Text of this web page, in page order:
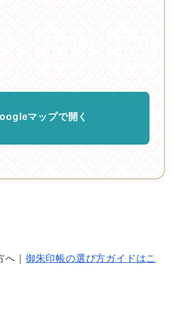
マップで開く
｜ 御朱印帳の選び方ガイドはこ